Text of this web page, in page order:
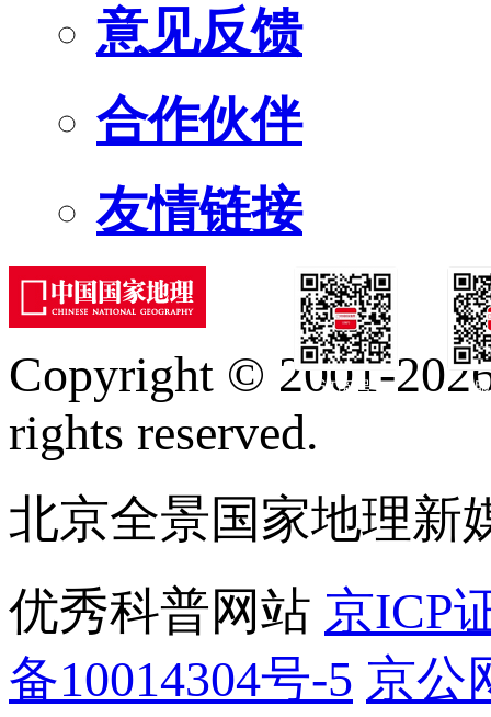
意见反馈
合作伙伴
友情链接
订阅号
Copyright © 2001-
rights reserved.
北京全景国家地理新
优秀科普网站 京ICP
备10014304号-5 京公